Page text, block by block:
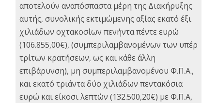
αποτελούν αναπόσπαστα μέρη της Διακήρυξης
αυτής, συνολικής εκτιμώμενης αξίας εκατό έξι
χιλιάδων οχτακοσίων πενήντα πέντε ευρώ
(106.855,00€), (συμπεριλαμβανομένων των υπέρ
τρίτων κρατήσεων, ως και κάθε άλλη
επιβάρυνση), μη συμπεριλαμβανομένου Φ.Π.Α.,
και εκατό τριάντα δύο χιλιάδων πεντακόσια
ευρώ και είκοσι λεπτών (132.500,20€) με Φ.Π.Α,